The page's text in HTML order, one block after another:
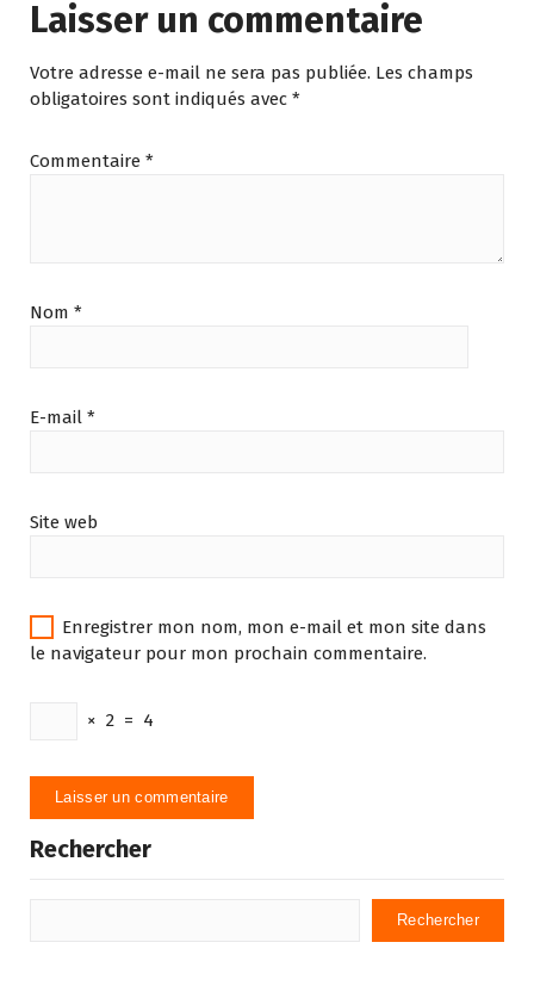
Laisser un commentaire
Votre adresse e-mail ne sera pas publiée. Les champs
obligatoires sont indiqués avec *
Commentaire *
Nom *
E-mail *
Site web
Enregistrer mon nom, mon e-mail et mon site dans
le navigateur pour mon prochain commentaire.
× 2 = 4
Rechercher
Rechercher